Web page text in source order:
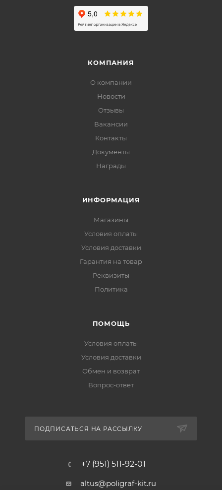
КОМПАНИЯ
О компании
Новости
Отзывы
Вакансии
Контакты
Документы
Награды
ИНФОРМАЦИЯ
Магазины
Условия оплаты
Условия доставки
Гарантия на товар
Реквизиты
Политика
ПОМОЩЬ
Условия оплаты
Условия доставки
Обмен и возврат
Вопрос-ответ
ПОДПИСАТЬСЯ НА РАССЫЛКУ
+7 (951) 511-92-01
altus@poligraf-kit.ru